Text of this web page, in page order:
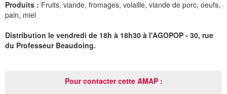
Produits : Fruits, viande, fromages, volaille, viande de porc, oeufs,
pain, miel
Distribution le vendredi de 18h à 18h30 à l'AGOPOP - 30, rue
du Professeur Beaudoing.
Pour contacter cette AMAP :